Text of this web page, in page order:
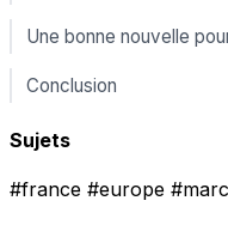
Une bonne nouvelle
Conclusion
Sujets
#france #europe